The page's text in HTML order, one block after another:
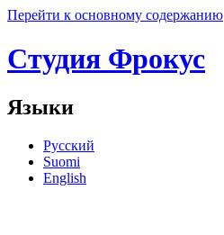
Перейти к основному содержанию
Студия Фрокус
Языки
Русский
Suomi
English